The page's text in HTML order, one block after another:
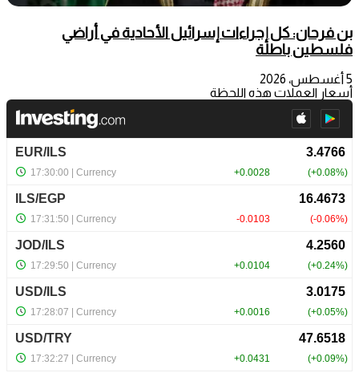
بن فرحان: كل إجراءات إسرائيل الأحادية في أراضي
فلسطين باطلة
5 أغسطس، 2026
أسعار العملات هذه اللحظة